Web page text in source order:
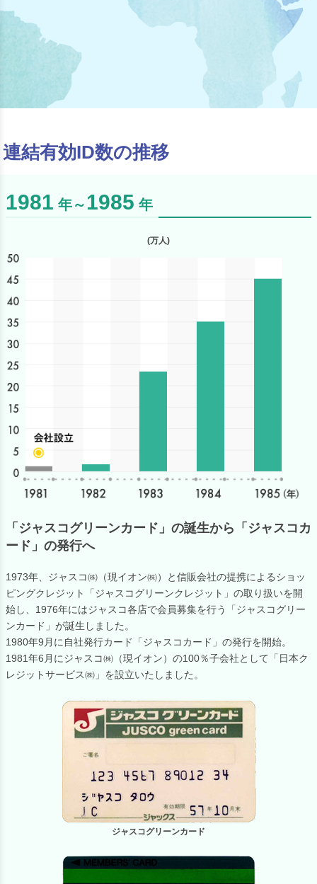
連結有効ID数の推移
1981 年～1985 年
(万人)
「ジャスコグリーンカード」の誕生から「ジャスコカ
ード」の発行へ
1973年、ジャスコ㈱（現イオン㈱）と信販会社の提携によるショッ
ピングクレジット「ジャスコグリーンクレジット」の取り扱いを開
始し、1976年にはジャスコ各店で会員募集を行う「ジャスコグリー
ンカード」が誕生しました。
1980年9月に自社発行カード「ジャスコカード」の発行を開始。
1981年6月にジャスコ㈱（現イオン）の100％子会社として「日本ク
レジットサービス㈱」を設立いたしました。
ジャスコグリーンカード